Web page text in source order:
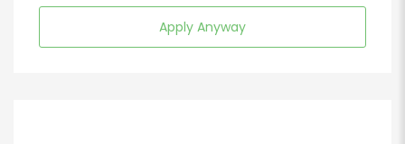
Apply Anyway